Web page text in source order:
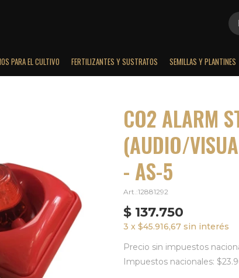
PARA EL CULTIVO FERTILIZANTES Y SUSTRATOS SEMILLAS Y PLANTINES
CO2 ALARM
(AUDIO/
- AS-5
12881292
$ 137.750
3 x $45.916,67 sin interés
Precio sin impuestos
Impuestos nacionales: